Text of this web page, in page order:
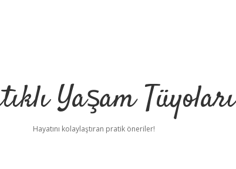
Yaşam Tüyoları
Hayatını kolaylaştıran pratik öneriler!